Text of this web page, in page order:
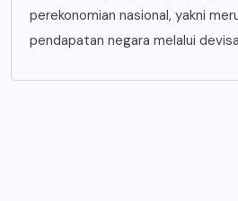
perekonomian nasional, yakni
pendapatan negara melalui devisa